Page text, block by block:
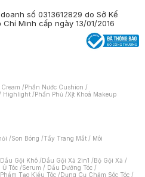
số 0313612829 do Sở Kế
Minh cấp ngày 13/01/2016
/Phấn Nước Cushion /
Highlight /Phấn Phủ /Xịt Khoá Makeup
/Son Bóng /Tẩy Trang Mắt / Môi
Dầu Gội Khô /Dầu Gội Xả 2in1 /Bộ Gội Xả /
Ủ Tóc /Serum / Dầu Dưỡng Tóc /
Tạo Kiểu Tóc /Dụng Cụ Chăm Sóc Tóc /